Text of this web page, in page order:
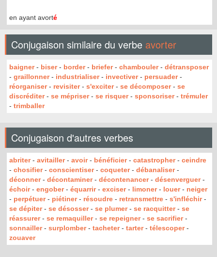
en ayant avorté
Conjugaison similaire du verbe avorter
baigner- biser- border- briefer- chambouler- détransposer
- graillonner- industrialiser- invectiver- persuader-
réorganiser- revisiter- s'exciter- se décomposer- se
discréditer- se mépriser- se risquer- sponsoriser- trémuler
- trimballer
Conjugaison d'autres verbes
abriter- avitailler- avoir- bénéficier- catastropher- ceindre
- chosifier- conscientiser- coqueter- débanaliser-
déconner- décontaminer- décontenancer- désenverguer-
échoir- engober- équarrir- exciser- limoner- louer- neiger
- perpétuer- piétiner- résoudre - retransmettre - s'infléchir-
se dépiter- se désosser- se plumer- se racquitter- se
réassurer- se remaquiller- se repeigner- se sacrifier-
sonnailler- surplomber- tacheter- tarter- télescoper-
zouaver